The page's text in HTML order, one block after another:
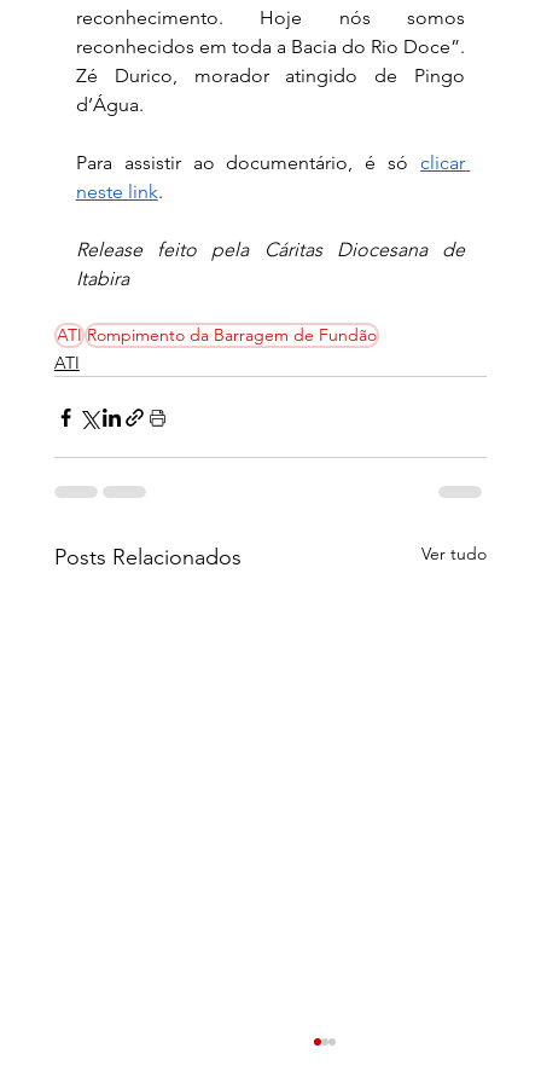
reconhecimento. Hoje nós somos
reconhecidos em toda a Bacia do Rio Doce”.
Zé Durico, morador atingido de Pingo
d’Água.
Para assistir ao documentário, é só clicar
neste link.
Release feito pela Cáritas Diocesana de
Itabira
ATI Rompimento da Barragem de Fundão
ATI
Posts Relacionados Ver tudo